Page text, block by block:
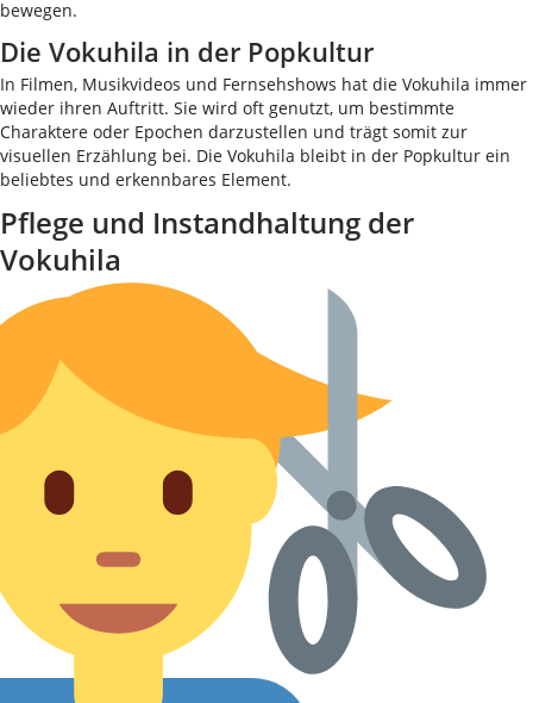
bewegen.
Die Vokuhila in der Popkultur
In Filmen, Musikvideos und Fernsehshows hat die Vokuhila immer
wieder ihren Auftritt. Sie wird oft genutzt, um bestimmte
Charaktere oder Epochen darzustellen und trägt somit zur
visuellen Erzählung bei. Die Vokuhila bleibt in der Popkultur ein
beliebtes und erkennbares Element.
Pflege und Instandhaltung der
Vokuhila